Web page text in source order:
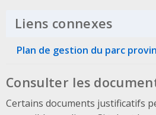
Liens connexes Click
Plan de gestion du parc
Consulter les
Certains documents justificatifs